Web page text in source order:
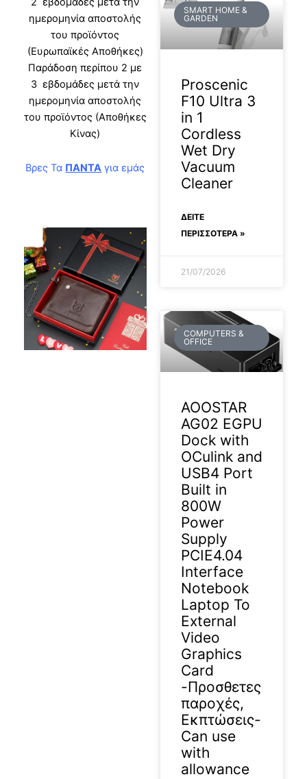
ημερομηνία αποστολής
του προϊόντος
(Ευρωπαϊκές Αποθήκες)
Παράδοση περίπου 2 με
3 εβδομάδες μετά την
ημερομηνία αποστολής
του προϊόντος (Αποθήκες
Κίνας)
Βρες Τα ΠΑΝΤΑ για εμάς
SMART HOME &
GARDEN
Proscenic
F10 Ultra 3
in 1
Cordless
Wet Dry
Vacuum
Cleaner
ΔΕΊΤΕ
ΠΕΡΙΣΣΟΤΕΡΑ »
21/07/2026
COMPUTERS &
OFFICE
AOOSTAR
AG02 EGPU
Dock with
OCulink and
USB4 Port
Built in
800W
Power
Supply
PCIE4.04
Interface
Notebook
Laptop To
External
Video
Graphics
Card
-Προσθετες
παροχές,
Εκπτώσεις-
Can use
with
allowance